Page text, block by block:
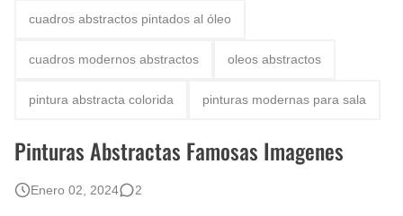
cuadros abstractos pintados al óleo
cuadros modernos abstractos oleos abstractos
pintura abstracta colorida pinturas modernas para sala
Pinturas Abstractas Famosas Imagenes
Enero 02, 2024 2